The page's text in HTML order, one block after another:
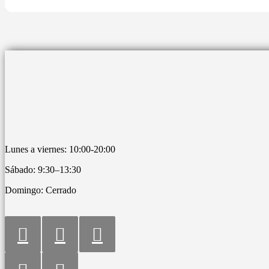
Lunes a viernes: 10:00-20:00
Sábado: 9:30–13:30
Domingo: Cerrado